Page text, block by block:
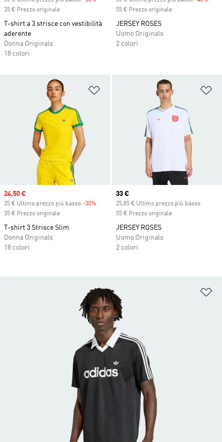
35 € Prezzo originale
T-shirt a 3 strisce con vestibilità
aderente
Donna Originals
18 colori
55 € Prezzo originale
JERSEY ROSES
Uomo Originals
2 colori
Aggiungi alla lista dei desideri
Sale price
24,50 €
35 € Ultimo prezzo più basso -30% Discount
35 € Prezzo originale
T-shirt 3 Strisce Slim
Donna Originals
18 colori
Current price
33 €
25,85 € Ultimo prezzo più basso
55 € Prezzo originale
JERSEY ROSES
Uomo Originals
2 colori